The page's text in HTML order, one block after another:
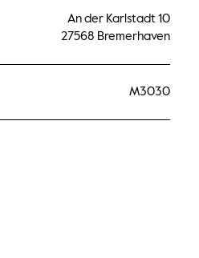
An der Karlstadt 10
27568 Bremerhaven
M3030